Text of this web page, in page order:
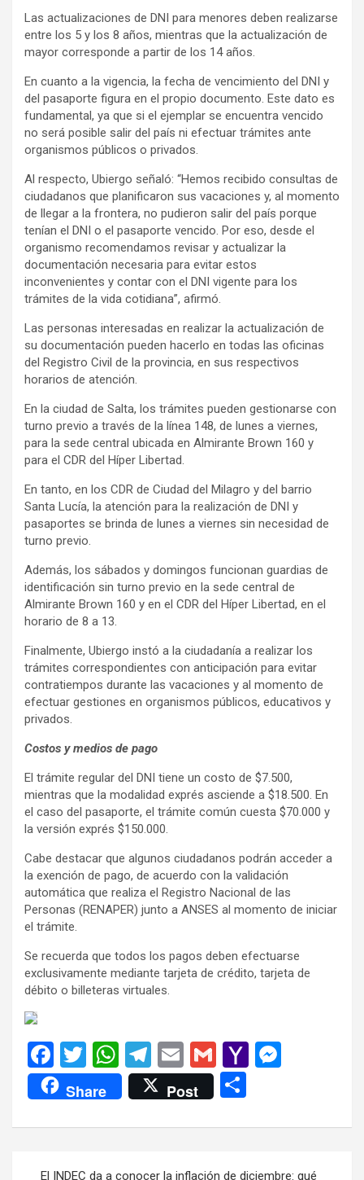
Las actualizaciones de DNI para menores deben realizarse
entre los 5 y los 8 años, mientras que la actualización de
mayor corresponde a partir de los 14 años.
En cuanto a la vigencia, la fecha de vencimiento del DNI y
del pasaporte figura en el propio documento. Este dato es
fundamental, ya que si el ejemplar se encuentra vencido
no será posible salir del país ni efectuar trámites ante
organismos públicos o privados.
Al respecto, Ubiergo señaló: “Hemos recibido consultas de
ciudadanos que planificaron sus vacaciones y, al momento
de llegar a la frontera, no pudieron salir del país porque
tenían el DNI o el pasaporte vencido. Por eso, desde el
organismo recomendamos revisar y actualizar la
documentación necesaria para evitar estos
inconvenientes y contar con el DNI vigente para los
trámites de la vida cotidiana”, afirmó.
Las personas interesadas en realizar la actualización de
su documentación pueden hacerlo en todas las oficinas
del Registro Civil de la provincia, en sus respectivos
horarios de atención.
En la ciudad de Salta, los trámites pueden gestionarse con
turno previo a través de la línea 148, de lunes a viernes,
para la sede central ubicada en Almirante Brown 160 y
para el CDR del Híper Libertad.
En tanto, en los CDR de Ciudad del Milagro y del barrio
Santa Lucía, la atención para la realización de DNI y
pasaportes se brinda de lunes a viernes sin necesidad de
turno previo.
Además, los sábados y domingos funcionan guardias de
identificación sin turno previo en la sede central de
Almirante Brown 160 y en el CDR del Híper Libertad, en el
horario de 8 a 13.
Finalmente, Ubiergo instó a la ciudadanía a realizar los
trámites correspondientes con anticipación para evitar
contratiempos durante las vacaciones y al momento de
efectuar gestiones en organismos públicos, educativos y
privados.
Costos y medios de pago
El trámite regular del DNI tiene un costo de $7.500,
mientras que la modalidad exprés asciende a $18.500. En
el caso del pasaporte, el trámite común cuesta $70.000 y
la versión exprés $150.000.
Cabe destacar que algunos ciudadanos podrán acceder a
la exención de pago, de acuerdo con la validación
automática que realiza el Registro Nacional de las
Personas (RENAPER) junto a ANSES al momento de iniciar
el trámite.
Se recuerda que todos los pagos deben efectuarse
exclusivamente mediante tarjeta de crédito, tarjeta de
débito o billeteras virtuales.
F
a
ce
b
T
wi
tt
er
W
h
at
s
T
el
e
gr
E
m
ail
G
m
ail
Y
o
n
Share Post
m
p
El INDEC da a conocer la inflación de diciembre: qué